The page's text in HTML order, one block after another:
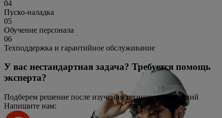
04
Пуско-наладка
05
Обучение персонала
06
Техподдержка и гарантийное обслуживание
У вас нестандартная задача? Требуется помощь
эксперта?
Подберем решение после изучения технических условий
Напишите нам: